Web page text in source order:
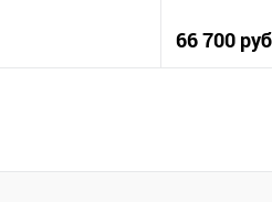
66 700